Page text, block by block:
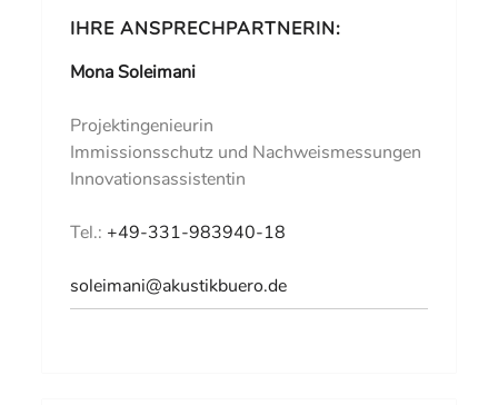
IHRE ANSPRECHPARTNERIN:
Mona Soleimani
Projektingenieurin
Immissionsschutz und Nachweismessungen
Innovationsassistentin
Tel.: +49-331-983940-18
soleimani@akustikbuero.de